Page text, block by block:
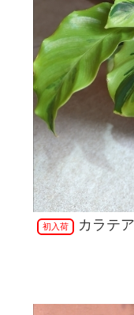
初入荷 カラテ